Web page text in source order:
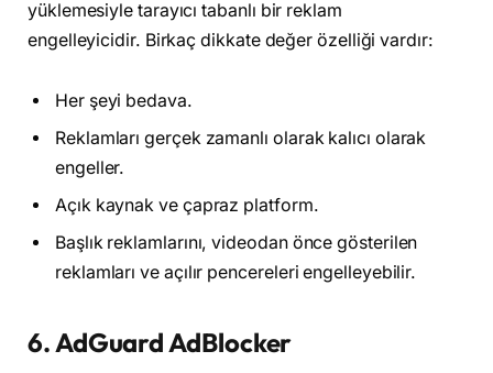
yüklemesiyle tarayıcı tabanlı bir reklam
engelleyicidir. Birkaç dikkate değer özelliği vardır:
Her şeyi bedava.
Reklamları gerçek zamanlı olarak kalıcı olarak
engeller.
Açık kaynak ve çapraz platform.
Başlık reklamlarını, videodan önce gösterilen
reklamları ve açılır pencereleri engelleyebilir.
6. AdGuard AdBlocker